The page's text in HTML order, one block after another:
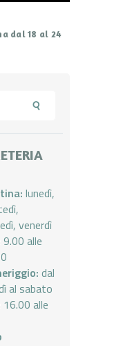
dal 18 al 24
lunedì,
venerdì
9.00 alle
dal
al sabato
16.00 alle